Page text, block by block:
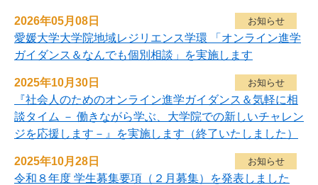
2026年05月08日 お知らせ
愛媛大学大学院地域レジリエンス学環 「オンライン進学
ガイダンス＆なんでも個別相談」を実施します
2025年10月30日 お知らせ
『社会人のためのオンライン進学ガイダンス＆気軽に相
談タイム － 働きながら学ぶ、大学院での新しいチャレン
ジを応援します－』を実施します（終了いたしました）
2025年10月28日 お知らせ
令和８年度 学生募集要項（２月募集）を発表しました